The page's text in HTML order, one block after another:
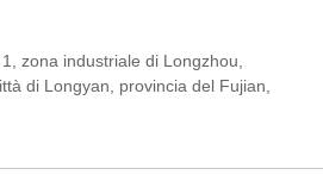
zona industriale di Longzhou,
di Longyan, provincia del Fujian,